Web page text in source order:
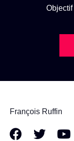
François Ruffin